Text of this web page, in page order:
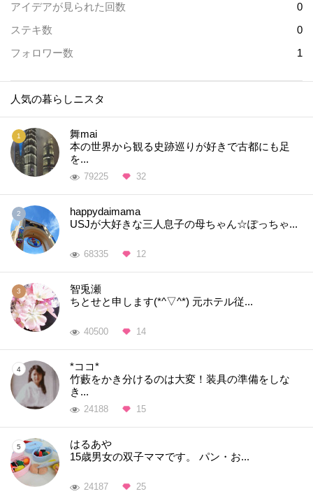
アイデアが見られた回数
0
ステキ数
0
フォロワー数
1
人気の暮らしニスタ
舞mai
本の世界から観る史跡巡りが好きで古都にも足
を...
79225 32
happydaimama
USJが大好きな三人息子の母ちゃん☆ぽっちゃ...
68335 12
智兎瀬
ちとせと申します(*^▽^*) 元ホテル従...
40500 14
*ココ*
竹藪をかき分けるのは大変！装具の準備をしな
き...
24188 15
はるあや
15歳男女の双子ママです。 パン・お...
24187 25